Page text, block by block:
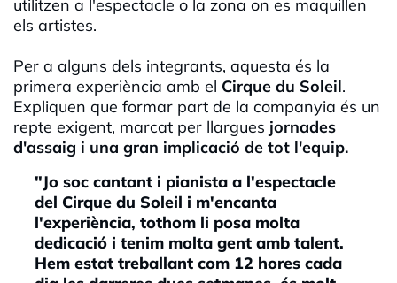
utilitzen a l'espectacle o la zona on es maquillen
els artistes.
Per a alguns dels integrants, aquesta és la
primera experiència amb el Cirque du Soleil.
Expliquen que formar part de la companyia és un
repte exigent, marcat per llargues jornades
d'assaig i una gran implicació de tot l'equip.
"Jo soc cantant i pianista a l'espectacle
del Cirque du Soleil i m'encanta
l'experiència, tothom li posa molta
dedicació i tenim molta gent amb talent.
Hem estat treballant com 12 hores cada